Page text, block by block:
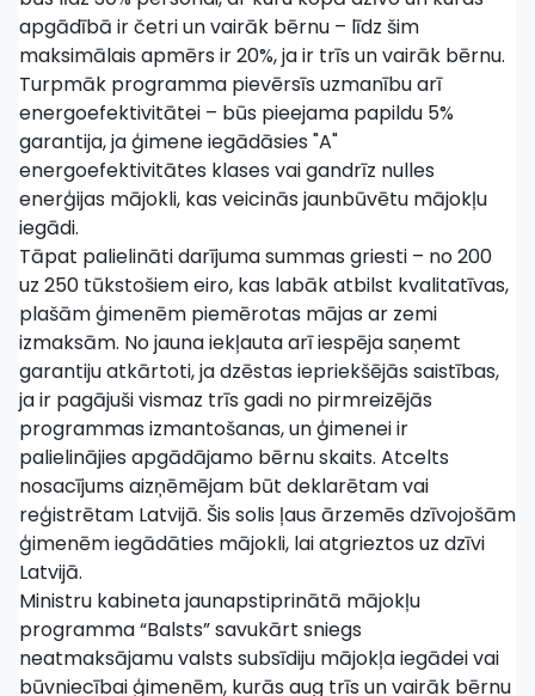
apgādībā ir četri un vairāk bērnu – līdz šim
maksimālais apmērs ir 20%, ja ir trīs un vairāk bērnu.
Turpmāk programma pievērsīs uzmanību arī
energoefektivitātei – būs pieejama papildu 5%
garantija, ja ģimene iegādāsies "A"
energoefektivitātes klases vai gandrīz nulles
enerģijas mājokli, kas veicinās jaunbūvētu mājokļu
iegādi.
Tāpat palielināti darījuma summas griesti – no 200
uz 250 tūkstošiem eiro, kas labāk atbilst kvalitatīvas,
plašām ģimenēm piemērotas mājas ar zemi
izmaksām. No jauna iekļauta arī iespēja saņemt
garantiju atkārtoti, ja dzēstas iepriekšējās saistības,
ja ir pagājuši vismaz trīs gadi no pirmreizējās
programmas izmantošanas, un ģimenei ir
palielinājies apgādājamo bērnu skaits. Atcelts
nosacījums aizņēmējam būt deklarētam vai
reģistrētam Latvijā. Šis solis ļaus ārzemēs dzīvojošām
ģimenēm iegādāties mājokli, lai atgrieztos uz dzīvi
Latvijā.
Ministru kabineta jaunapstiprinātā mājokļu
programma “Balsts” savukārt sniegs
neatmaksājamu valsts subsīdiju mājokļa iegādei vai
būvniecībai ģimenēm, kurās aug trīs un vairāk bērnu